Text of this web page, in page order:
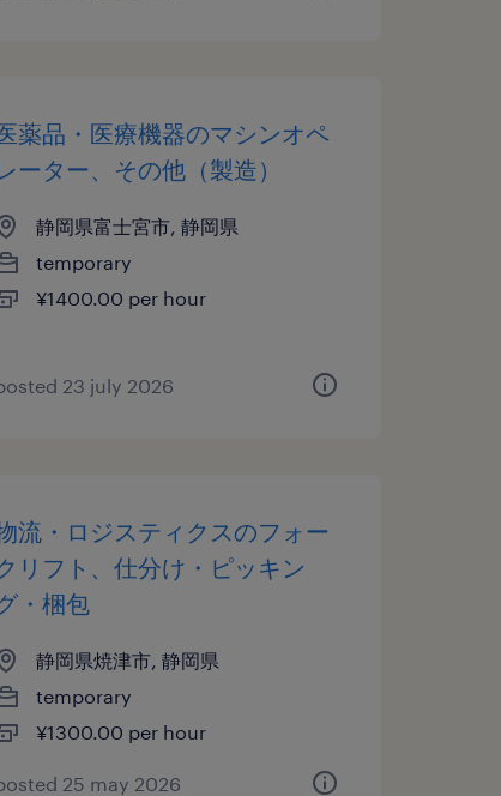
薬品・医療機器のマシンオペ
ーター、その他（製造）
静岡県富士宮市, 静岡県
temporary
¥1400.00 per hour
23 july 2026
流・ロジスティクスのフォー
リフト、仕分け・ピッキン
・梱包
静岡県焼津市, 静岡県
temporary
¥1300.00 per hour
25 may 2026